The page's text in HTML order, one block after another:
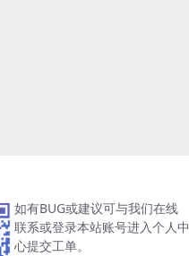
如有BUG或建议可与我们在线
联系或登录本站账号进入个人中
心提交工单。